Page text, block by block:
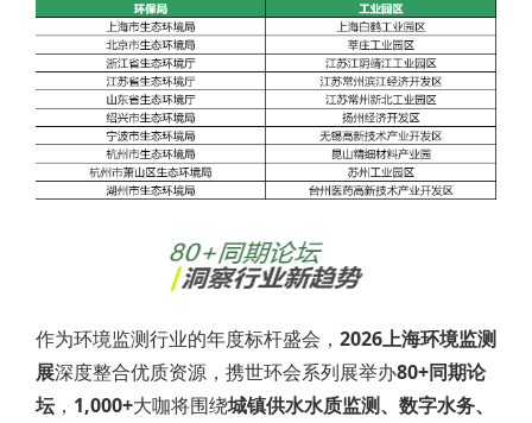
作为环境监测行业的年度标杆盛会， 2026上海环境监测
展深度整合优质资源，携世环会系列展举办80+同期论
坛， 1,000+大咖将围绕城镇供水水质监测、数字水务、